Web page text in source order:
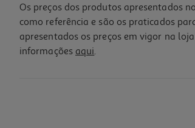
Os preços dos produtos apresentados
como referência e são os praticados
apresentados os preços em vigor na
informações aqui.